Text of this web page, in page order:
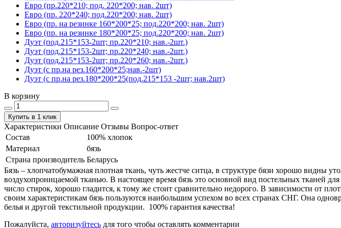
Евро (пр.220*210; под. 220*200; нав. 2шт)
Евро (пр. 220*240; под.220*200; нав. 2шт)
Евро (пр. на резинке 160*200*25; под.220*200; нав. 2шт)
Евро (пр. на резинке 180*200*25; под.220*200; нав. 2шт)
Дуэт (под.215*153-2шт; пр.220*210; нав.-2шт.)
Дуэт (под.215*153-2шт; пр.220*240; нав.-2шт.)
Дуэт (под.215*153-2шт; пр.220*260; нав.-2шт.)
Дуэт (с пр.на рез.160*200*25;нав.-2шт)
Дуэт (с пр.на рез.180*200*25(под.215*153 -2шт; нав.2шт)
В корзину
Купить в 1 клик
Характеристики Описание Отзывы Вопрос-ответ
Состав
100% хлопок
Материал
бязь
Страна производитель Беларусь
Бязь – хлопчатобумажная плотная ткань, чуть жестче ситца, в структуре бязи хорошо видны
воздухопроницаемой тканью. В настоящее время бязь это основной вид постельных тканей
число стирок, хорошо гладится, к тому же стоит сравнительно недорого. В зависимости от
своим характеристикам бязь пользуются наибольшим успехом во всех странах СНГ. Она
белья и другой текстильной продукции. 100% гарантия качества!
Пожалуйста, авторизуйтесь для того чтобы оставлять комментарии